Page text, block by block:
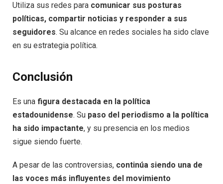
Utiliza sus redes para comunicar sus posturas
políticas, compartir noticias y responder a sus
seguidores. Su alcance en redes sociales ha sido clave
en su estrategia política.
Conclusión
Es una figura destacada en la política
estadounidense. Su paso del periodismo a la política
ha sido impactante, y su presencia en los medios
sigue siendo fuerte.
A pesar de las controversias, continúa siendo una de
las voces más influyentes del movimiento